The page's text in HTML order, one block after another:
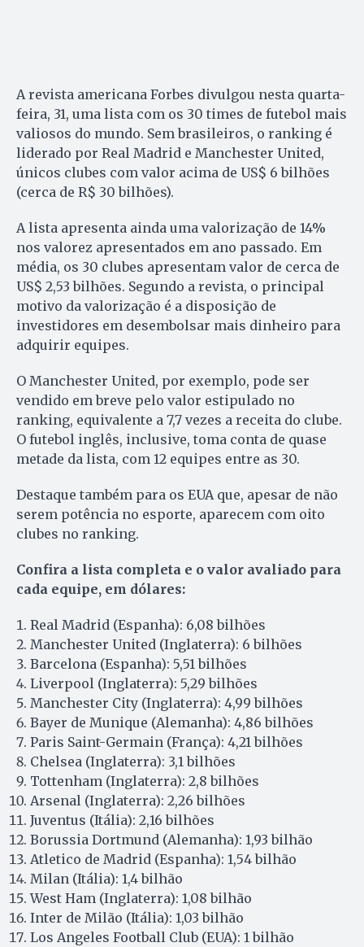
A revista americana Forbes divulgou nesta quarta-
feira, 31, uma lista com os 30 times de futebol mais
valiosos do mundo. Sem brasileiros, o ranking é
liderado por Real Madrid e Manchester United,
únicos clubes com valor acima de US$ 6 bilhões
(cerca de R$ 30 bilhões).
A lista apresenta ainda uma valorização de 14%
nos valorez apresentados em ano passado. Em
média, os 30 clubes apresentam valor de cerca de
US$ 2,53 bilhões. Segundo a revista, o principal
motivo da valorização é a disposição de
investidores em desembolsar mais dinheiro para
adquirir equipes.
O Manchester United, por exemplo, pode ser
vendido em breve pelo valor estipulado no
ranking, equivalente a 7,7 vezes a receita do clube.
O futebol inglês, inclusive, toma conta de quase
metade da lista, com 12 equipes entre as 30.
Destaque também para os EUA que, apesar de não
serem potência no esporte, aparecem com oito
clubes no ranking.
Confira a lista completa e o valor avaliado para
cada equipe, em dólares:
Real Madrid (Espanha): 6,08 bilhões
Manchester United (Inglaterra): 6 bilhões
Barcelona (Espanha): 5,51 bilhões
Liverpool (Inglaterra): 5,29 bilhões
Manchester City (Inglaterra): 4,99 bilhões
Bayer de Munique (Alemanha): 4,86 bilhões
Paris Saint-Germain (França): 4,21 bilhões
Chelsea (Inglaterra): 3,1 bilhões
Tottenham (Inglaterra): 2,8 bilhões
Arsenal (Inglaterra): 2,26 bilhões
Juventus (Itália): 2,16 bilhões
Borussia Dortmund (Alemanha): 1,93 bilhão
Atletico de Madrid (Espanha): 1,54 bilhão
Milan (Itália): 1,4 bilhão
West Ham (Inglaterra): 1,08 bilhão
Inter de Milão (Itália): 1,03 bilhão
Los Angeles Football Club (EUA): 1 bilhão